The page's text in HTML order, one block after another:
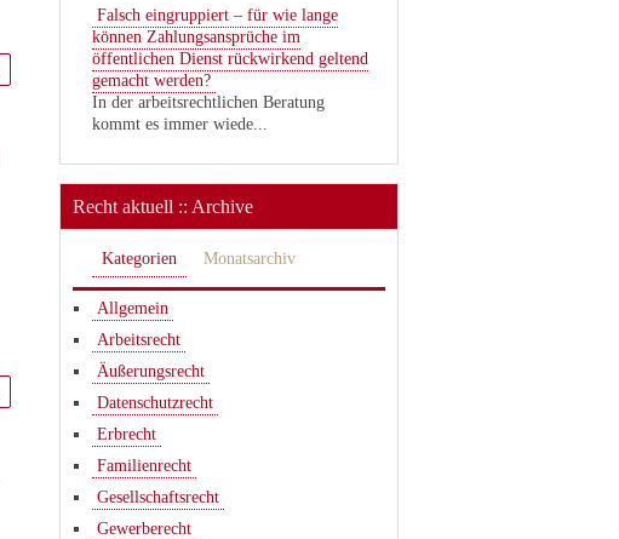
Falsch eingruppiert – für wie lange
können Zahlungsansprüche im
öffentlichen Dienst rückwirkend geltend
gemacht werden?
In der arbeitsrechtlichen Beratung
kommt es immer wiede...
Recht aktuell :: Archive
Kategorien Monatsarchiv
Allgemein
Arbeitsrecht
Äußerungsrecht
Datenschutzrecht
Erbrecht
Familienrecht
Gesellschaftsrecht
Gewerberecht